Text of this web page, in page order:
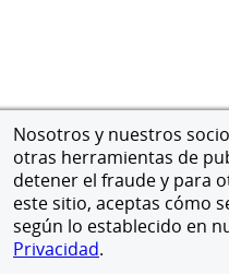
Nosotros y nuestros
otras herramientas de
detener el fraude y para
este sitio, aceptas cómo
según lo establecido en
Privacidad.